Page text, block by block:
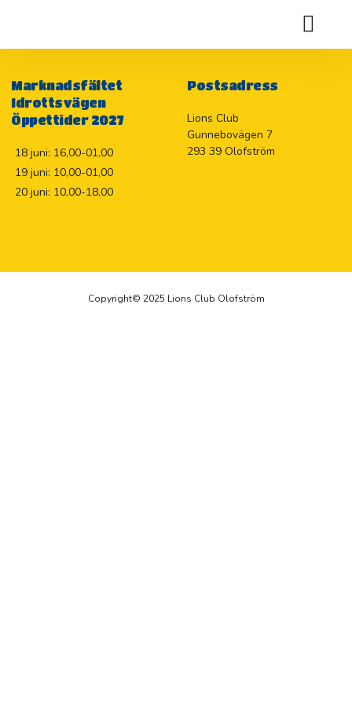
Postsadress
Lions Club
Gunnebovägen 7
293 39 Olofström
Marknadsfältet
Idrottsvägen
Öppettider 2027
18 juni: 16,00-01,00
19 juni: 10,00-01,00
20 juni: 10,00-18,00
Copyright© 2025 Lions Club Olofström